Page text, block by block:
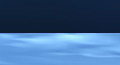
Hegerunde 2